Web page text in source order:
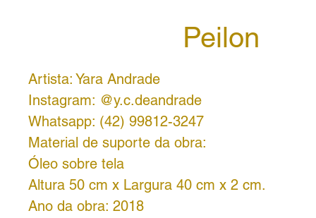
Peilon
Artista: Yara Andrade
Instagram: @y.c.deandrade
Whatsapp: (42) 99812-3247
Material de suporte da obra:
Óleo sobre tela
Altura 50 cm x Largura 40 cm x 2 cm.
Ano da obra: 2018